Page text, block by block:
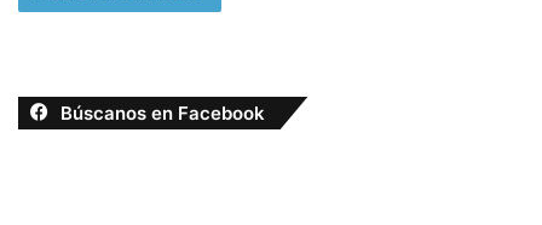
Búscanos en Facebook